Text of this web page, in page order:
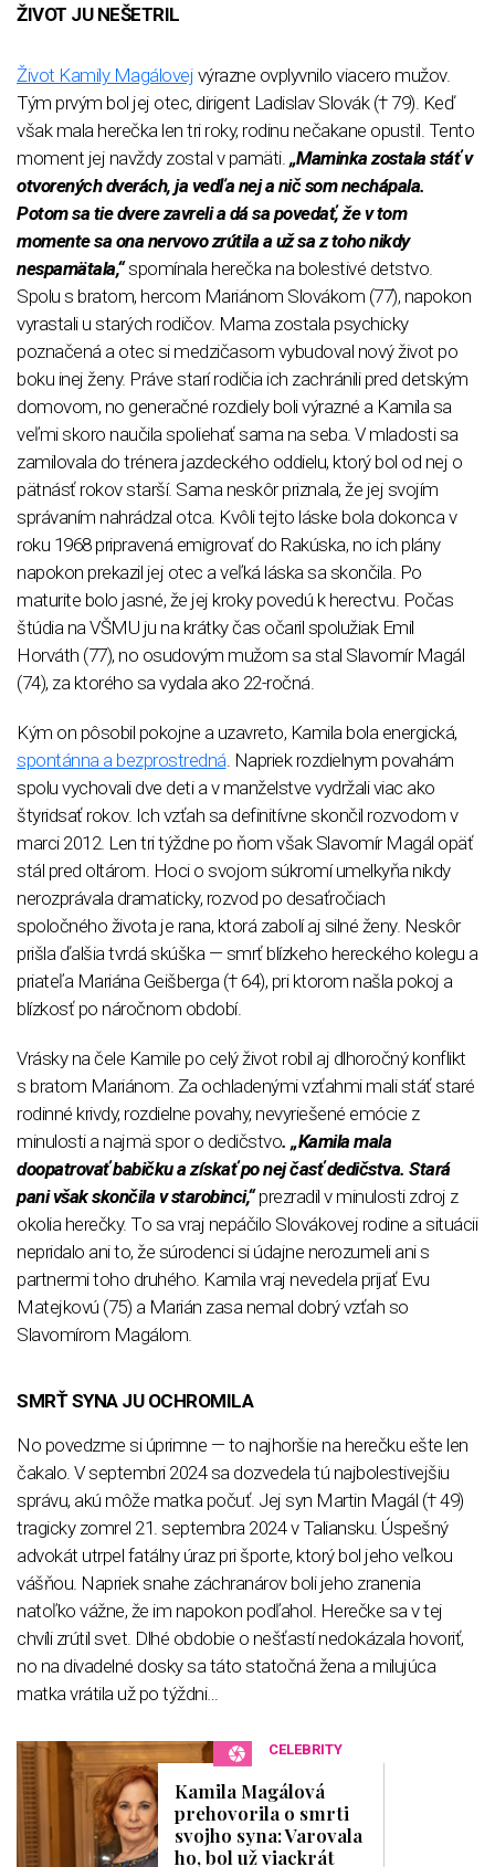
ŽIVOT JU NEŠETRIL
Život Kamily Magálovej výrazne ovplyvnilo viacero mužov.
Tým prvým bol jej otec, dirigent Ladislav Slovák († 79). Keď
však mala herečka len tri roky, rodinu nečakane opustil. Tento
moment jej navždy zostal v pamäti. „Maminka zostala stáť v
otvorených dverách, ja vedľa nej a nič som nechápala.
Potom sa tie dvere zavreli a dá sa povedať, že v tom
momente sa ona nervovo zrútila a už sa z toho nikdy
nespamätala,“spomínala herečka na bolestivé detstvo.
Spolu s bratom, hercom Mariánom Slovákom (77), napokon
vyrastali u starých rodičov. Mama zostala psychicky
poznačená a otec si medzičasom vybudoval nový život po
boku inej ženy. Práve starí rodičia ich zachránili pred detským
domovom, no generačné rozdiely boli výrazné a Kamila sa
veľmi skoro naučila spoliehať sama na seba. V mladosti sa
zamilovala do trénera jazdeckého oddielu, ktorý bol od nej o
pätnásť rokov starší. Sama neskôr priznala, že jej svojím
správaním nahrádzal otca. Kvôli tejto láske bola dokonca v
roku 1968 pripravená emigrovať do Rakúska, no ich plány
napokon prekazil jej otec a veľká láska sa skončila. Po
maturite bolo jasné, že jej kroky povedú k herectvu. Počas
štúdia na VŠMU ju na krátky čas očaril spolužiak Emil
Horváth (77), no osudovým mužom sa stal Slavomír Magál
(74), za ktorého sa vydala ako 22-ročná.
Kým on pôsobil pokojne a uzavreto, Kamila bola energická,
spontánna a bezprostredná . Napriek rozdielnym povahám
spolu vychovali dve deti a v manželstve vydržali viac ako
štyridsať rokov. Ich vzťah sa definitívne skončil rozvodom v
marci 2012. Len tri týždne po ňom však Slavomír Magál opäť
stál pred oltárom. Hoci o svojom súkromí umelkyňa nikdy
nerozprávala dramaticky, rozvod po desaťročiach
spoločného života je rana, ktorá zabolí aj silné ženy. Neskôr
prišla ďalšia tvrdá skúška — smrť blízkeho hereckého kolegu a
priateľa Mariána Geišberga († 64), pri ktorom našla pokoj a
blízkosť po náročnom období.
Vrásky na čele Kamile po celý život robil aj dlhoročný konflikt
s bratom Mariánom. Za ochladenými vzťahmi mali stáť staré
rodinné krivdy, rozdielne povahy, nevyriešené emócie z
minulosti a najmä spor o dedičstvo. „Kamila mala
doopatrovať babičku a získať po nej časť dedičstva. Stará
pani však skončila v starobinci,“prezradil v minulosti zdroj z
okolia herečky. To sa vraj nepáčilo Slovákovej rodine a situácii
nepridalo ani to, že súrodenci si údajne nerozumeli ani s
partnermi toho druhého. Kamila vraj nevedela prijať Evu
Matejkovú (75) a Marián zasa nemal dobrý vzťah so
Slavomírom Magálom.
SMRŤ SYNA JU OCHROMILA
No povedzme si úprimne — to najhoršie na herečku ešte len
čakalo. V septembri 2024 sa dozvedela tú najbolestivejšiu
správu, akú môže matka počuť. Jej syn Martin Magál († 49)
tragicky zomrel 21. septembra 2024 v Taliansku. Úspešný
advokát utrpel fatálny úraz pri športe, ktorý bol jeho veľkou
vášňou. Napriek snahe záchranárov boli jeho zranenia
natoľko vážne, že im napokon podľahol. Herečke sa v tej
chvíli zrútil svet. Dlhé obdobie o nešťastí nedokázala hovoriť,
no na divadelné dosky sa táto statočná žena a milujúca
matka vrátila už po týždni…
CELEBRITY
Kamila Magálová
prehovorila o smrti
svojho syna: Varovala
ho, bol už viackrát